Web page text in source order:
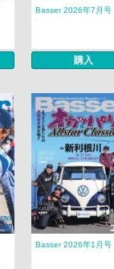
Basser 2026年7月号
購入
Basser 2026年1月号